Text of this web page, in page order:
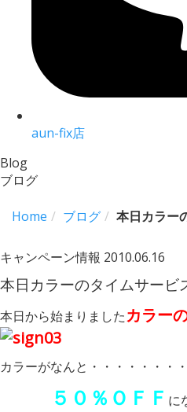
aun-fix店
Blog
ブログ
Home ブログ 本日カラー
キャンペーン情報 2010.06.16
本日カラーのタイムサービ
本日から始まりましたカラー
カラーがなんと・・・・・・・
５０％ＯＦＦ に